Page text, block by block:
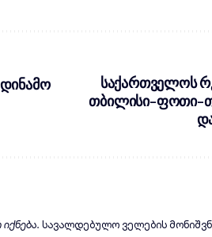
საქართველოს
თბილისი-ფოთი-
სავალდებულო ველების